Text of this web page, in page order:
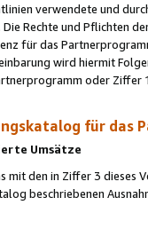
verwendete und
Rechte und Pflichten
für das
wird hiermit
oder
für das
Umsätze
mit den in Ziffer 3
beschriebenen